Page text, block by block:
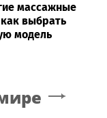
массажные
выбрать
модель